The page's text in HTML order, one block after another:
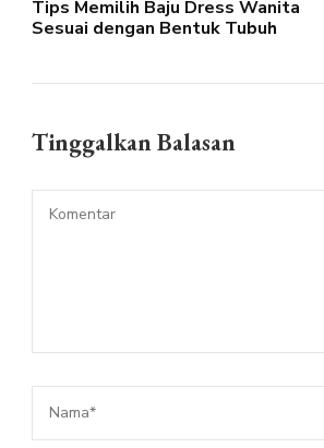
Tips Memilih Baju Dress Wanita
Sesuai dengan Bentuk Tubuh
Tinggalkan Balasan